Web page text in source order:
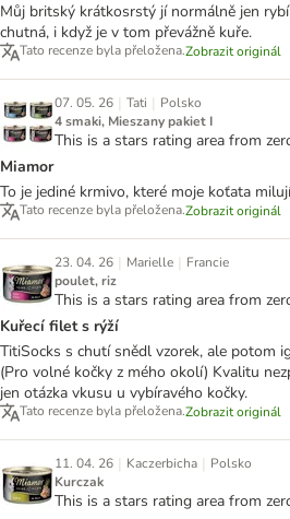
Můj britský krátkosrstý jí normálně jen
chutná, i když je v tom převážně kuře.
Tato recenze byla přeložena.Zobrazit originál
07. 05. 26 | Tati | Polsko
4 smaki, Mieszany pakiet I
This is a stars rating area from
Miamor
To je jediné krmivo, které moje koťata
Tato recenze byla přeložena.Zobrazit originál
23. 04. 26 | Marielle | Francie
poulet, riz
This is a stars rating area from
Kuřecí filet s rýží
TitiSocks s chutí snědl vzorek, ale potom
(Pro volné kočky z mého okolí) Kvalitu
jen otázka vkusu u vybíravého kočky.
Tato recenze byla přeložena.Zobrazit originál
11. 04. 26 | Kaczerbicha | Polsko
Kurczak
This is a stars rating area from